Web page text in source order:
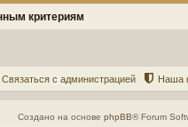
критериям
Наша
Связаться с администрацией
Создано на основе phpBB® Forum